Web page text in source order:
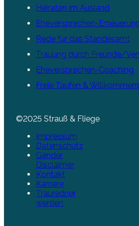
Heiraten im Ausland
Eheversprechen-
Rede für das Standesamt
Trauung durch Freunde/
Eheversprechen-Coaching
Freie Taufen &
©2025 Strauß & Fliege
Impressum
Datenschutz
Gender
Disclaimer
Kontakt
Karriere
Trauredner
werden